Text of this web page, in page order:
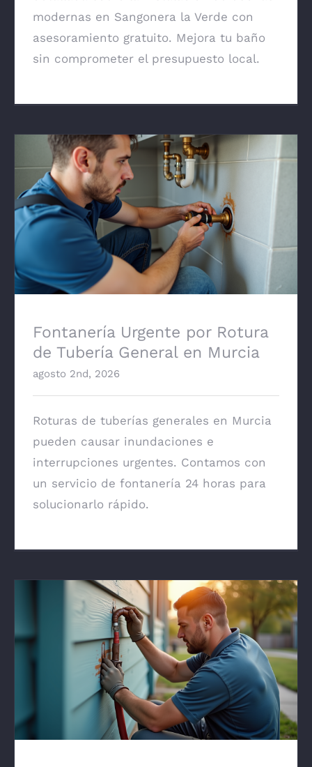
modernas en Sangonera la Verde con
asesoramiento gratuito. Mejora tu baño
sin comprometer el presupuesto local.
Fontanería Urgente por Rotura de Tubería
General en Murcia
Fontanería Urgente por Rotura
de Tubería General en Murcia
agosto 2nd, 2026
Roturas de tuberías generales en Murcia
pueden causar inundaciones e
interrupciones urgentes. Contamos con
un servicio de fontanería 24 horas para
solucionarlo rápido.
Fontanero Urgente en Churra: Solución
para Fugas de Agua y Goteos Continuos